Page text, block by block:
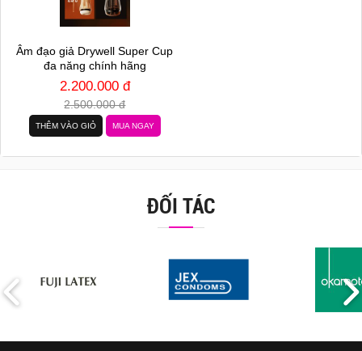
Âm đạo giả Drywell Super Cup
đa năng chính hãng
2.200.000 đ
2.500.000 đ
THÊM VÀO GIỎ MUA NGAY
ĐỐI TÁC